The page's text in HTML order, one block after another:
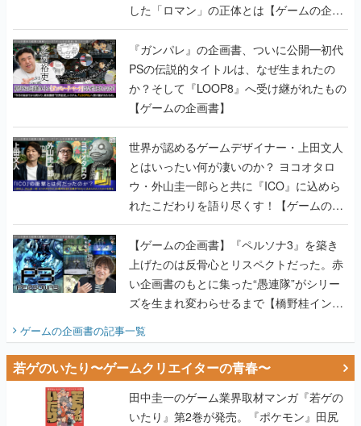
した「ロマン」の正体とは【ゲームの企画
書】
『ガンパレ』の企画書、ついに公開━初代
PSの伝説的タイトルは、なぜ生まれたの
か？そして『LOOP8』へ受け継がれたもの
【ゲームの企画書】
世界が認めるゲームデザイナー・上田文人
とはいったい何が凄いのか？ ヨコオタロ
ウ・外山圭一郎らと共に『ICO』に込めら
れたこだわりを語り尽くす！【ゲームの企
画書】
【ゲームの企画書】『ペルソナ3』を築き
上げたのは反骨心とリスペクトだった。赤
い企画書のもとに集った“愚連隊”がシリー
ズを生まれ変わらせるまで【橋野桂インタ
ゲームの企画書の記事一覧
若ゲのいたり〜ゲームクリエイターの青春〜
田中圭一のゲーム業界取材マンガ『若ゲの
いたり』第2巻が発売。『ポケモン』田尻